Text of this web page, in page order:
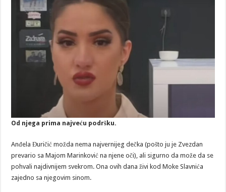
Od njega prima najveću podršku.
Anđela Đuričić možda nema najvernijeg dečka (pošto ju je Zvezdan
prevario sa Majom Marinković na njene oči), ali sigurno da može da se
pohvali najdivnijem svekrom. Ona ovih dana živi kod Moke Slavnića
zajedno sa njegovim sinom.